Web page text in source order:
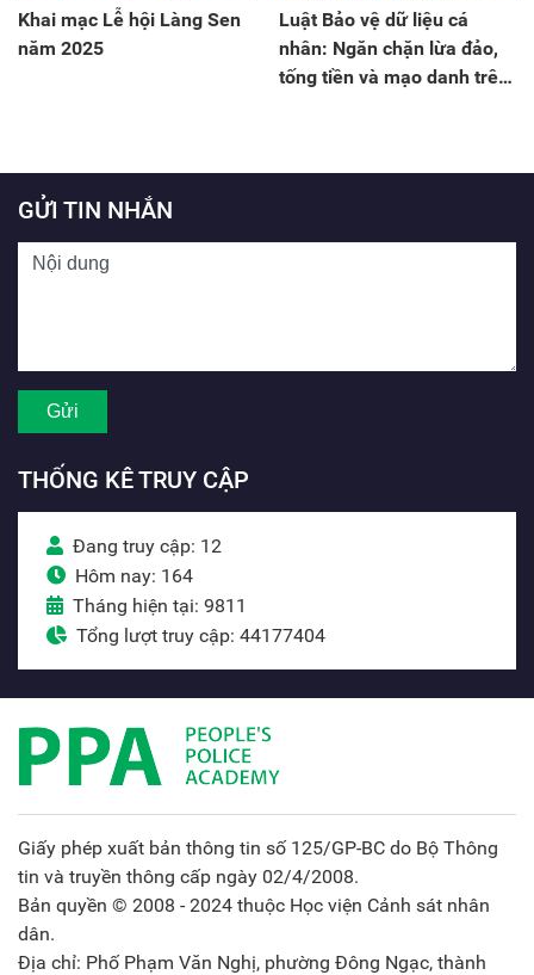
Khai mạc Lễ hội Làng Sen
năm 2025
Luật Bảo vệ dữ liệu cá
nhân: Ngăn chặn lừa đảo,
tống tiền và mạo danh trên
GỬI TIN NHẮN
THỐNG KÊ TRUY CẬP
Đang truy cập: 12
Hôm nay: 164
Tháng hiện tại: 9811
Tổng lượt truy cập: 44177404
Giấy phép xuất bản thông tin số 125/GP-BC do Bộ Thông
tin và truyền thông cấp ngày 02/4/2008.
Bản quyền © 2008 - 2024 thuộc Học viện Cảnh sát nhân
dân.
Địa chỉ: Phố Phạm Văn Nghị, phường Đông Ngạc, thành